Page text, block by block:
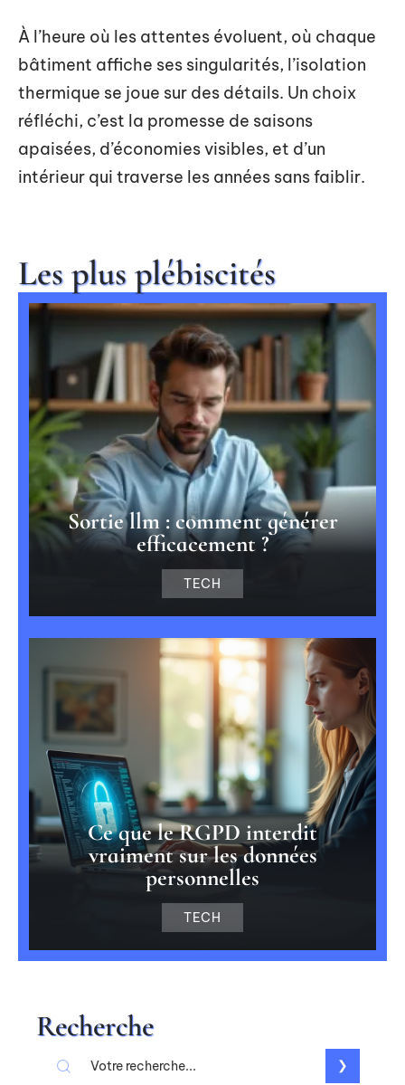
À l’heure où les attentes évoluent, où chaque
bâtiment affiche ses singularités, l’isolation
thermique se joue sur des détails. Un choix
réfléchi, c’est la promesse de saisons
apaisées, d’économies visibles, et d’un
intérieur qui traverse les années sans faiblir.
Les plus plébiscités
Sortie llm : comment générer
efficacement ?
TECH
Ce que le RGPD interdit
vraiment sur les données
personnelles
TECH
Recherche